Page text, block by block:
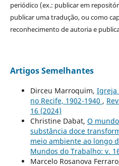
periódico (ex.: publicar em
publicar uma tradução, ou como
reconhecimento de autoria e
Artigos Semelhantes
Dirceu Marroquim, Igreja
no Recife, 1902-1940 ,
16 (2024)
Christine Dabat, O
substância doce
meio ambiente ao longo
Mundos do Trabalho: v.
Marcelo Rosanova